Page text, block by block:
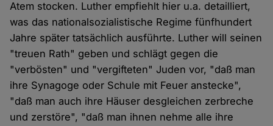
Atem stocken. Luther empfiehlt hier u.a. detailliert,
was das nationalsozialistische Regime fünfhundert
Jahre später tatsächlich ausführte. Luther will seinen
"treuen Rath" geben und schlägt gegen die
"verbösten" und "vergifteten" Juden vor, "daß man
ihre Synagoge oder Schule mit Feuer anstecke",
"daß man auch ihre Häuser desgleichen zerbreche
und zerstöre", "daß man ihnen nehme alle ihre